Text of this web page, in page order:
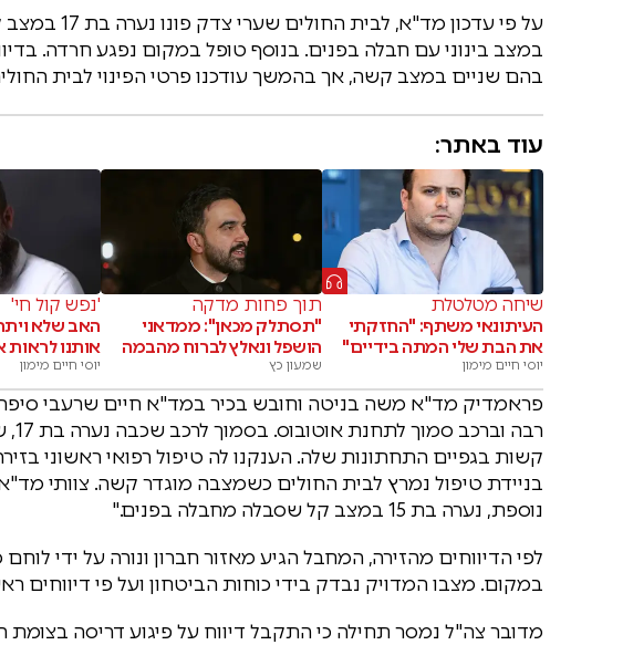
במצב בינוני עם חבלה בפנים. בנוסף טופל במקום נפגע חרדה.
בהם שניים במצב קשה, אך בהמשך עודכנו פרטי הפינוי לבית
עוד באתר:
שיחה מטלטלת
העיתונאי משתף: "החזקתי
את הבת שלי המתה בידיים"
יוסי חיים מימון
תוך פחות מדקה
"תסתלק מכאן": ממדאני
הושפל ונאלץ לברוח מהבמה
שמעון כץ
'נפש קול חי'
האב שלא
אותנו
יוסי חיים מימון
פראמדיק מד"א משה בניטה וחובש בכיר במד"א חיים שרעבי
קשות בגפיים התחתונות שלה. הענקנו לה טיפול רפואי ראשוני
בניידת טיפול נמרץ לבית החולים כשמצבה מוגדר קשה. צוותי מד"א
נוספת, נערה בת 15 במצב קל שסבלה מחבלה בפנים."
לפי הדיווחים מהזירה, המחבל הגיע מאזור חברון ונורה על ידי
במקום. מצבו המדויק נבדק בידי כוחות הביטחון ועל פי דיווחים
מדובר צה"ל נמסר תחילה כי התקבל דיווח על פיגוע דריסה בצומת